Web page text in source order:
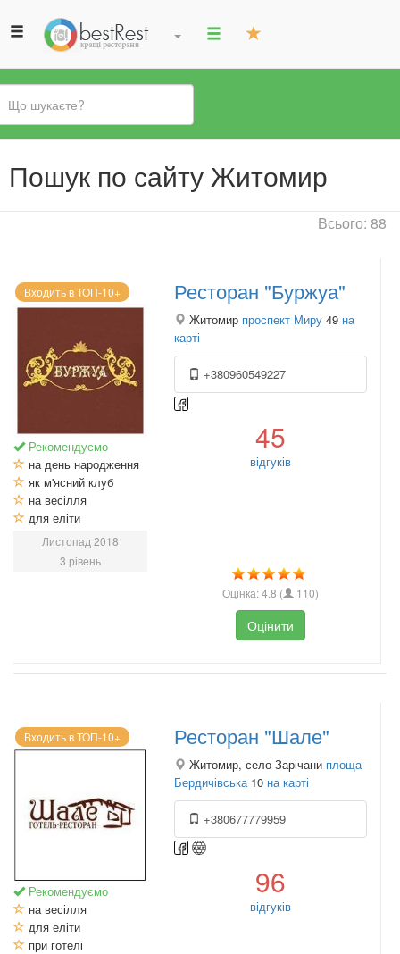
Ви
єПошук по сайту Житомир
Всього: 88
Входить в ТОП-10+
Рекомендуємо
на день народження
як м'ясний клуб
на весілля
для еліти
Листопад 2018
3 рівень
Ресторан "Буржуа"
Житомир проспект Миру 49 на
карті
+380960549227
45
відгуків
Оцінка:4.8 ( 110)
Оцінити
Входить в ТОП-10+
Рекомендуємо
на весілля
для еліти
при готелі
Ресторан "Шале"
Житомир, село Зарічани площа
Бердичівська 10 на карті
+380677779959
96
відгуків